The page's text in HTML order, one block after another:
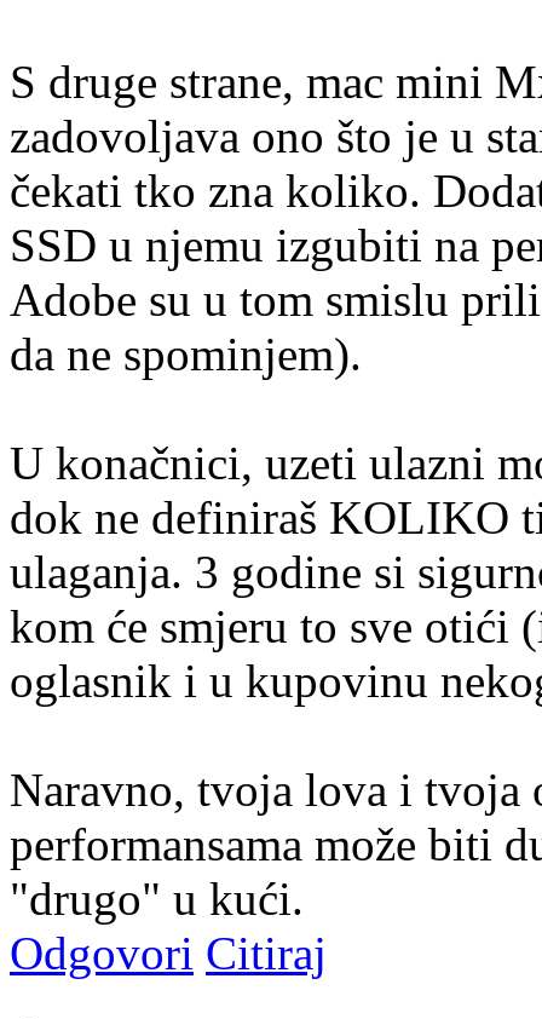
S druge strane, mac mini
zadovoljava ono što je u
čekati tko zna koliko.
SSD u njemu izgubiti na
Adobe su u tom smislu
da ne spominjem).
U konačnici, uzeti ulazni
dok ne definiraš KOLIKO
ulaganja. 3 godine si
kom će smjeru to sve otići
oglasnik i u kupovinu
Naravno, tvoja lova i tvoja
performansama može biti
"drugo" u kući.
Odgovori Citiraj